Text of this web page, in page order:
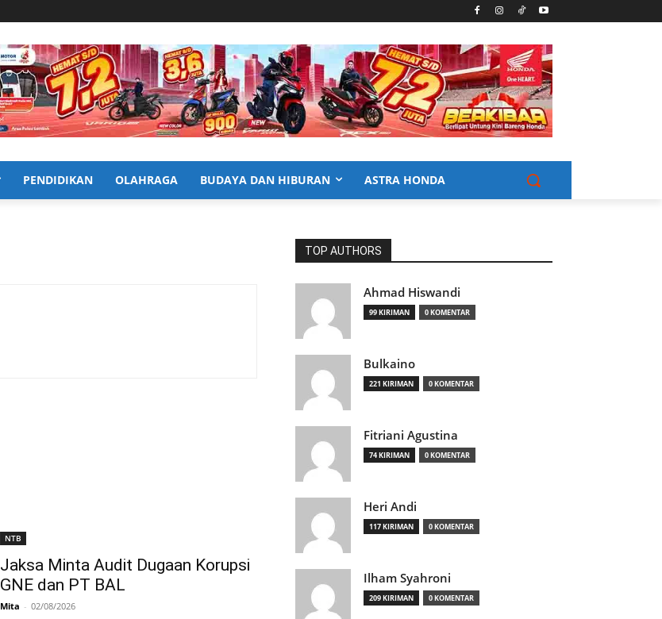
PENDIDIKAN OLAHRAGA BUDAYA DAN HIBURAN ASTRA HONDA
NTB
Jaksa Minta Audit Dugaan Korupsi
GNE dan PT BAL
Mita - 02/08/2026
TOP AUTHORS
Ahmad Hiswandi
99 KIRIMAN 0 KOMENTAR
Bulkaino
221 KIRIMAN 0 KOMENTAR
Fitriani Agustina
74 KIRIMAN 0 KOMENTAR
Heri Andi
117 KIRIMAN 0 KOMENTAR
Ilham Syahroni
209 KIRIMAN 0 KOMENTAR